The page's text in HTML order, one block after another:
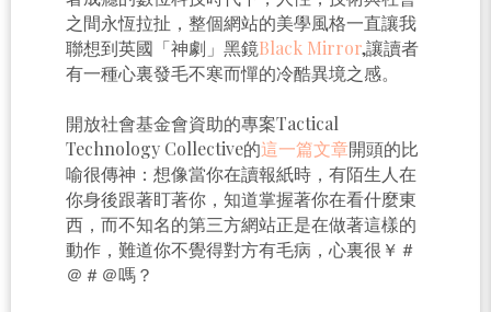
之間永恆拉扯，整個網站的美學風格一直讓我
聯想到英國「神劇」黑鏡Black Mirror,讓讀者
有一種心裏發毛不寒而憚的冷酷異境之感。
開放社會基金會資助的專案Tactical
Technology Collective的這一篇文章開頭的比
喻很傳神：想像當你在讀報紙時，有陌生人在
你身後跟著盯著你，知道掌握著你在看什麼東
西，而不知名的第三方網站正是在做著這樣的
動作，難道你不覺得對方有毛病，心裏很￥＃
＠＃＠嗎？